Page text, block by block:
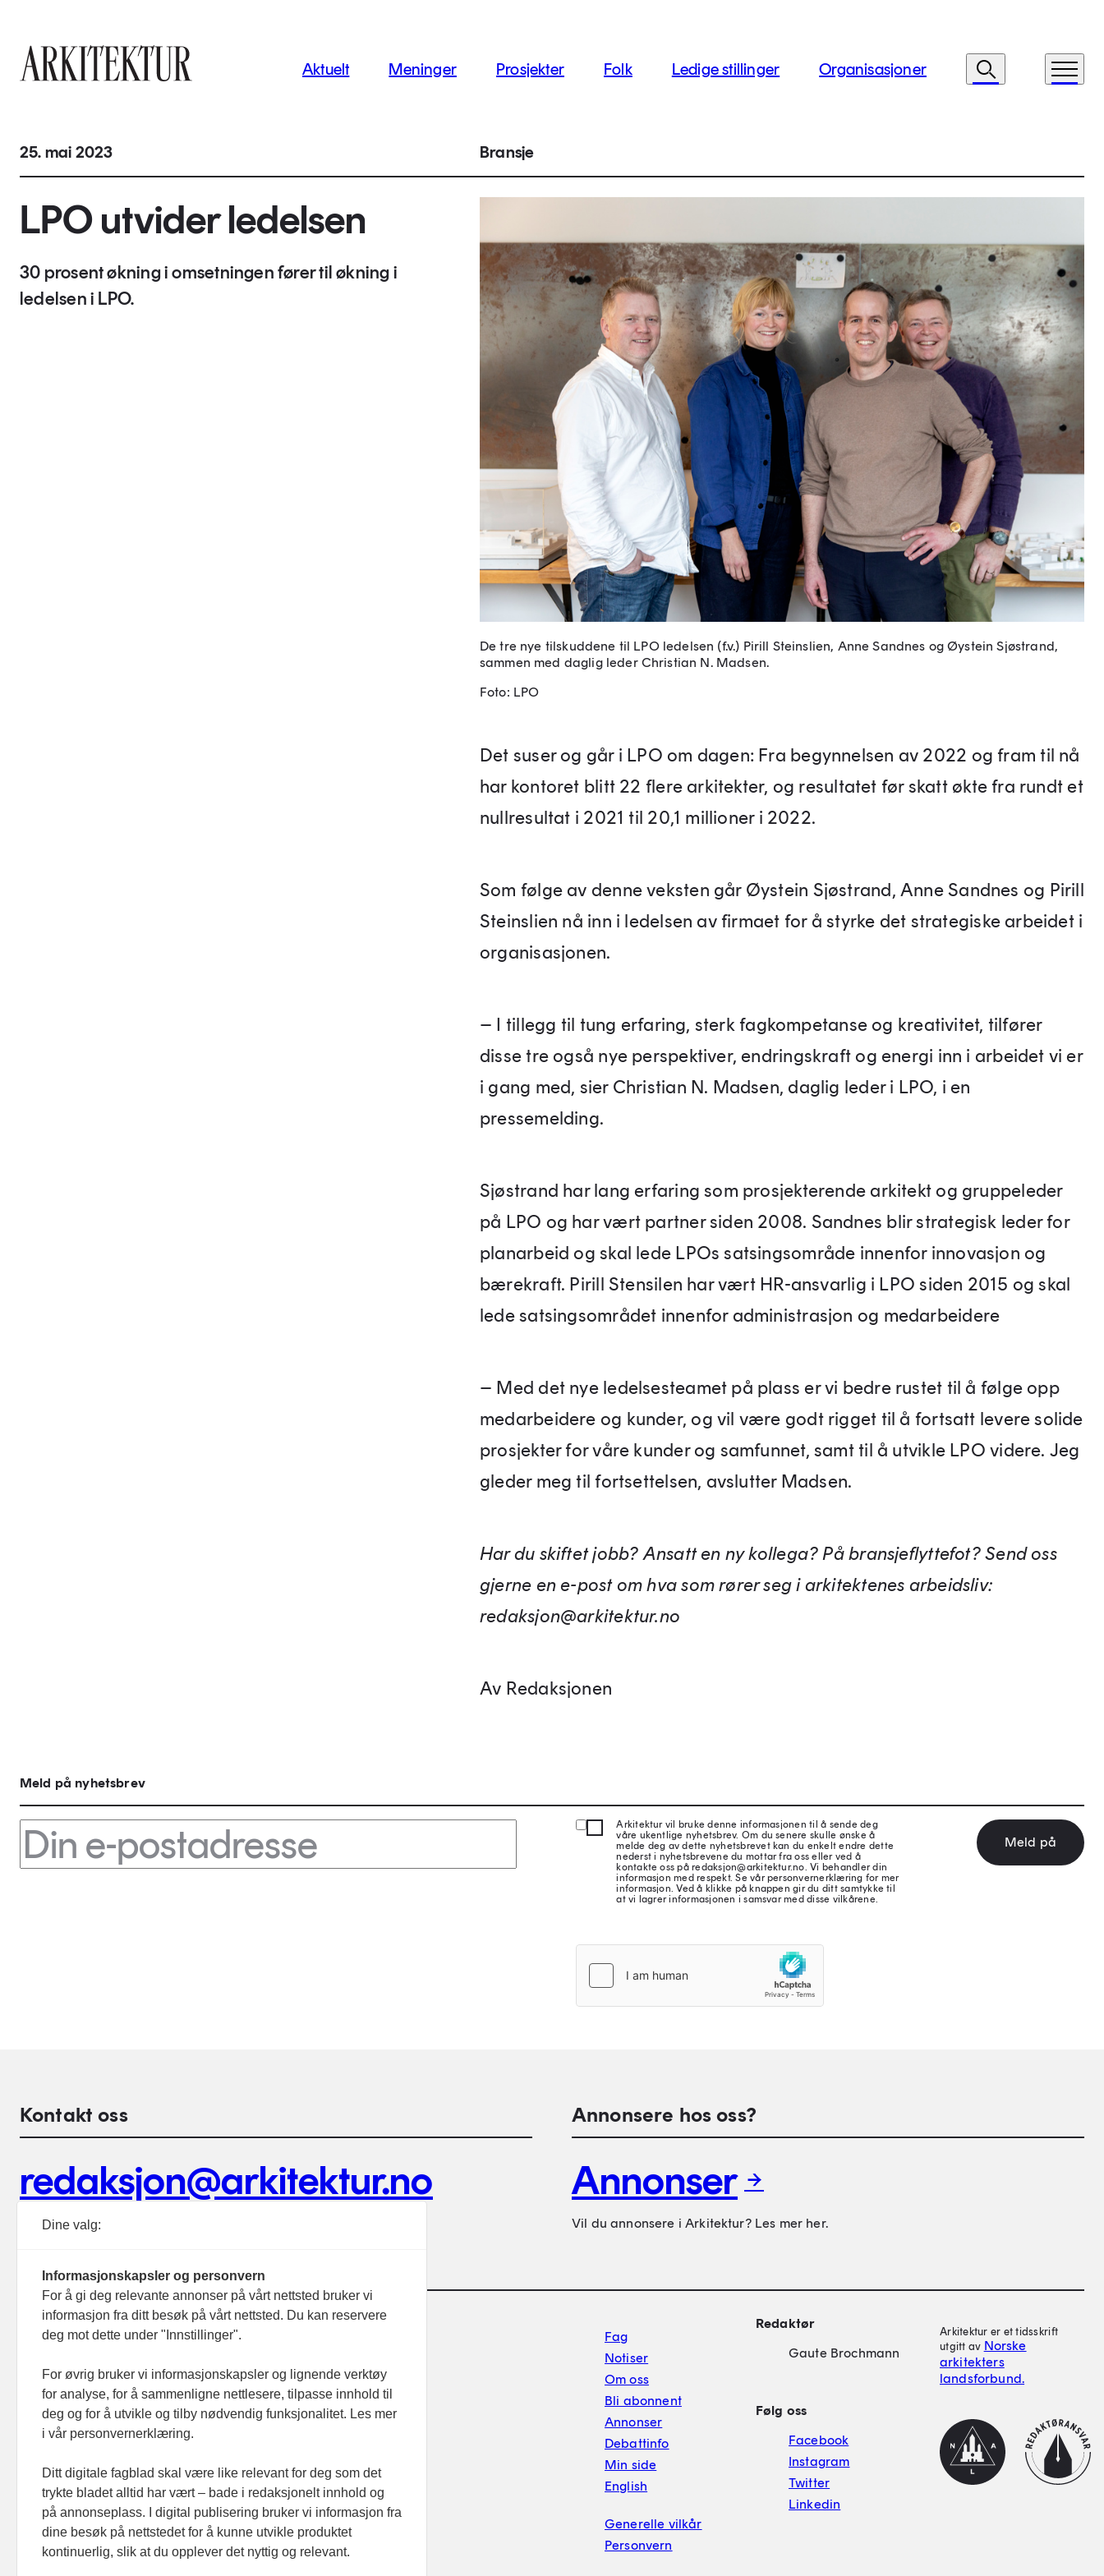
Aktuelt Meninger Prosjekter Folk Ledige stillinger Organisasjoner Søk Meny
25. mai 2023 Bransje
LPO utvider ledelsen
30 prosent økning i omsetningen fører til økning i
ledelsen i LPO.
De tre nye tilskuddene til LPO ledelsen (f.v.) Pirill Steinslien, Anne Sandnes og Øystein Sjøstrand,
sammen med daglig leder Christian N. Madsen.
Foto: LPO
Det suser og går i LPO om dagen: Fra begynnelsen av 2022 og fram til nå
har kontoret blitt 22 flere arkitekter, og resultatet før skatt økte fra rundt et
nullresultat i 2021 til 20,1 millioner i 2022.
Som følge av denne veksten går Øystein Sjøstrand, Anne Sandnes og Pirill
Steinslien nå inn i ledelsen av firmaet for å styrke det strategiske arbeidet i
organisasjonen.
– I tillegg til tung erfaring, sterk fagkompetanse og kreativitet, tilfører
disse tre også nye perspektiver, endringskraft og energi inn i arbeidet vi er
i gang med, sier Christian N. Madsen, daglig leder i LPO, i en
pressemelding.
Sjøstrand har lang erfaring som prosjekterende arkitekt og gruppeleder
på LPO og har vært partner siden 2008. Sandnes blir strategisk leder for
planarbeid og skal lede LPOs satsingsområde innenfor innovasjon og
bærekraft. Pirill Stensilen har vært HR-ansvarlig i LPO siden 2015 og skal
lede satsingsområdet innenfor administrasjon og medarbeidere
– Med det nye ledelsesteamet på plass er vi bedre rustet til å følge opp
medarbeidere og kunder, og vil være godt rigget til å fortsatt levere solide
prosjekter for våre kunder og samfunnet, samt til å utvikle LPO videre. Jeg
gleder meg til fortsettelsen, avslutter Madsen.
Har du skiftet jobb? Ansatt en ny kollega? På bransjeflyttefot? Send oss
gjerne en e-post om hva som rører seg i arkitektenes arbeidsliv:
redaksjon@arkitektur.no
Av Redaksjonen
Meld på nyhetsbrev
Arkitektur vil bruke denne informasjonen til å sende deg
våre ukentlige nyhetsbrev. Om du senere skulle ønske å
melde deg av dette nyhetsbrevet kan du enkelt endre dette
nederst i nyhetsbrevene du mottar fra oss eller ved å
kontakte oss på redaksjon@arkitektur.no. Vi behandler din
informasjon med respekt. Se vår personvernerklæring for mer
informasjon. Ved å klikke på knappen gir du ditt samtykke til
at vi lagrer informasjonen i samsvar med disse vilkårene.
Meld på
Kontakt oss
redaksjon@arkitektur.no
Debattinnlegg, tips og andre henvendelser.
Annonsere hos oss?
Annonser
Vil du annonsere i Arkitektur? Les mer her.
Footer hovednavigasjon
Aktuelt
Meninger
Prosjekter
Folk
Ledige stillinger
Organisasjoner
Fag
Notiser
Om oss
Bli abonnent
Annonser
Debattinfo
Min side
English
Generelle vilkår
Personvern
Redaktør
Gaute Brochmann
Følg oss
Facebook
Instagram
Twitter
Linkedin
Arkitektur er et tidsskrift
utgitt av Norske
arkitekters
landsforbund.
NAL
Dine valg:
Informasjonskapsler og personvern
For å gi deg relevante annonser på vårt nettsted bruker vi
informasjon fra ditt besøk på vårt nettsted. Du kan reservere
deg mot dette under "Innstillinger".
For øvrig bruker vi informasjonskapsler og lignende verktøy
for analyse, for å sammenligne nettlesere, tilpasse innhold til
deg og for å utvikle og tilby nødvendig funksjonalitet. Les mer
i vår personvernerklæring.
Ditt digitale fagblad skal være like relevant for deg som det
trykte bladet alltid har vært – bade i redaksjonelt innhold og
på annonseplass. I digital publisering bruker vi informasjon fra
dine besøk på nettstedet for å kunne utvikle produktet
kontinuerlig, slik at du opplever det nyttig og relevant.